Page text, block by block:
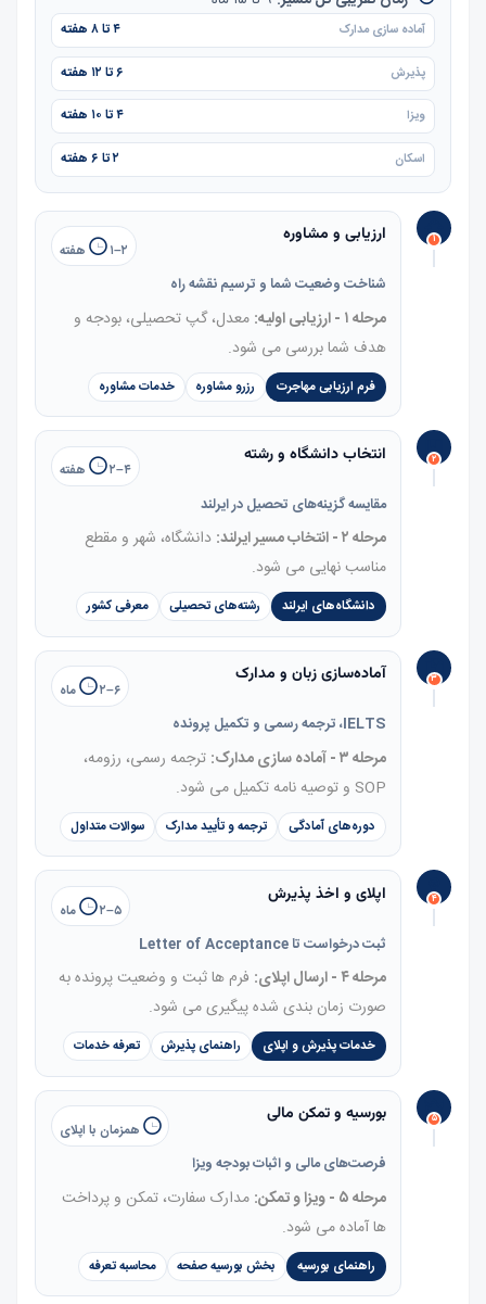
آماده سازی مدارک ۴ تا ۸ هفته
پذیرش ۶ تا ۱۲ هفته
ویزا ۴ تا ۱۰ هفته
اسکان ۲ تا ۶ هفته
۱ ارزیابی و مشاوره
۱–۲ هفته
شناخت وضعیت شما و ترسیم نقشه راه
مرحله ۱ - ارزیابی اولیه:
معدل، گپ تحصیلی، بودجه و
هدف شما بررسی می شود.
فرم ارزیابی مهاجرت رزرو مشاوره خدمات مشاوره
۲ انتخاب دانشگاه و رشته
۲–۴ هفته
مقایسه گزینه‌های تحصیل در ایرلند
مرحله ۲ - انتخاب مسیر ایرلند:
دانشگاه، شهر و مقطع
مناسب نهایی می شود.
دانشگاه‌های ایرلند رشته‌های تحصیلی معرفی کشور
۳ آماده‌سازی زبان و مدارک
۲–۶ ماه
IELTS، ترجمه رسمی و تکمیل پرونده
مرحله ۳ - آماده سازی مدارک:
ترجمه رسمی، رزومه،
SOP و توصیه نامه تکمیل می شود.
دوره‌های آمادگی ترجمه و تأیید مدارک سوالات متداول
۴ اپلای و اخذ پذیرش
۲–۵ ماه
ثبت درخواست تا Letter of Acceptance
مرحله ۴ - ارسال اپلای:
فرم ها ثبت و وضعیت پرونده به
صورت زمان بندی شده پیگیری می شود.
خدمات پذیرش و اپلای راهنمای پذیرش تعرفه خدمات
۵ بورسیه و تمکن مالی
همزمان با اپلای
فرصت‌های مالی و اثبات بودجه ویزا
مرحله ۵ - ویزا و تمکن:
مدارک سفارت، تمکن و پرداخت
ها آماده می شود.
راهنمای بورسیه بخش بورسیه صفحه محاسبه تعرفه